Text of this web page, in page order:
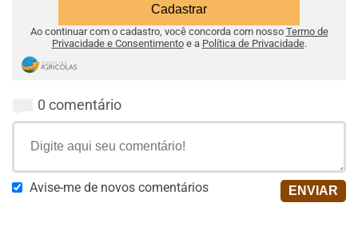
Ao continuar com o cadastro, você concorda com nosso Termo de
Privacidade e Consentimentoe a Política de Privacidade.
0 comentário
Avise-me de novos comentários